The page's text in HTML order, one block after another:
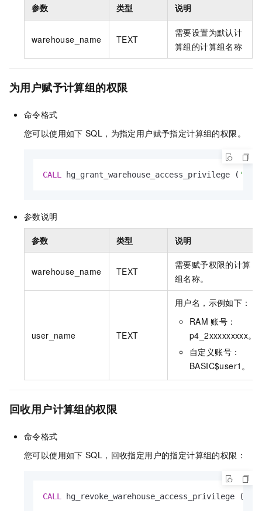
参数 类型 说明
warehouse_name TEXT
需要设置为默认计
算组的计算组名称
为用户赋予计算组的权限
命令格式
您可以使用如下 SQL，为指定用户赋予指定计算组的权限。
CALL hg_grant_warehouse_access_privilege (
参数说明
参数 类型 说明
warehouse_name TEXT
需要赋予权限的计算
组名称。
user_name TEXT
用户名，示例如下：
RAM 账号：
p4_2xxxxxxxxx。
自定义账号：
BASIC$user1。
回收用户计算组的权限
命令格式
您可以使用如下 SQL，回收指定用户的指定计算组的权限：
CALL hg_revoke_warehouse_access_privilege (